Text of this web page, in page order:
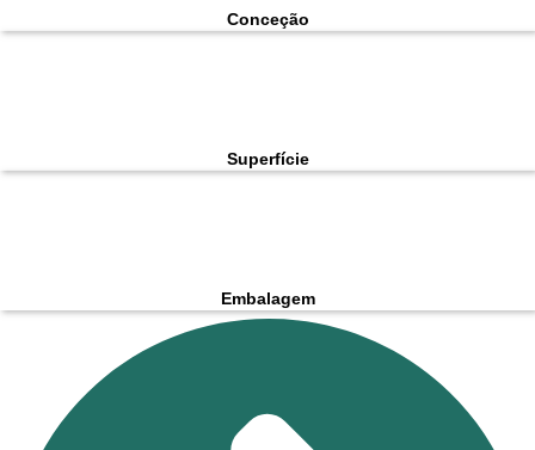
Conceção
Superfície
Embalagem